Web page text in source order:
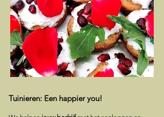
Tuinieren: Een happier you!